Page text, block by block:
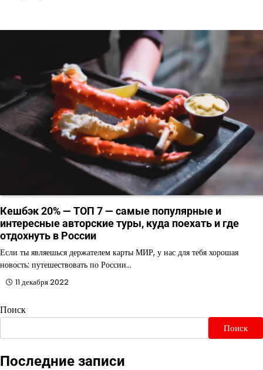
Кешбэк 20% — ТОП 7 — самые популярные и
интересные авторские туры, куда поехать и где
отдохнуть в России
Если ты являешься держателем карты МИР, у нас для тебя хорошая
новость: путешествовать по России…
11 декабря 2022
Поиск
Поиск
Последние записи